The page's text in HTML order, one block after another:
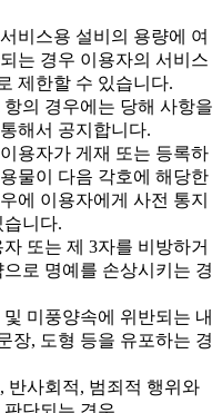
비스용 설비의 용량에 여
는 경우 이용자의 서비스
제한할 수 있습니다.
의 경우에는 당해 사항을
해서 공지합니다.
용자가 게재 또는 등록하
물이 다음 각호에 해당한
에 이용자에게 사전 통지
니다.
또는 제 3자를 비방하거
로 명예를 손상시키는 경
및 미풍양속에 위반되는 내
장, 도형 등을 유포하는 경
반사회적, 범죄적 행위와